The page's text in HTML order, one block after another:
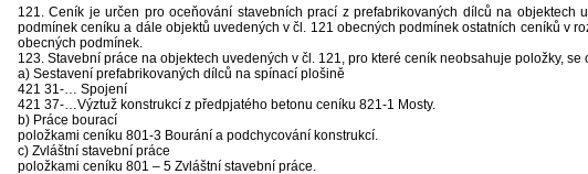
121. Ceník je určen pro oceňování stavebních prací z prefabrikovaných dílců na objektech
podmínek ceníku a dále objektů uvedených v čl. 121 obecných podmínek ostatních ceníků v
obecných podmínek.
123. Stavební práce na objektech uvedených v čl. 121, pro které ceník neobsahuje položky, se
a) Sestavení prefabrikovaných dílců na spínací plošině
421 31-… Spojení
421 37-…Výztuž konstrukcí z předpjatého betonu ceníku 821-1 Mosty.
b) Práce bourací
položkami ceníku 801-3 Bourání a podchycování konstrukcí.
c) Zvláštní stavební práce
položkami ceníku 801 – 5 Zvláštní stavební práce.